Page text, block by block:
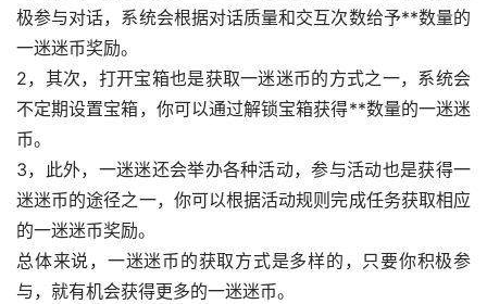
极参与对话，系统会根据对话质量和交互次数给予**数量的
一迷迷币奖励。
2，其次，打开宝箱也是获取一迷迷币的方式之一，系统会
不定期设置宝箱，你可以通过解锁宝箱获得**数量的一迷迷
币。
3，此外，一迷迷还会举办各种活动，参与活动也是获得一
迷迷币的途径之一，你可以根据活动规则完成任务获取相应
的一迷迷币奖励。
总体来说，一迷迷币的获取方式是多样的，只要你积极参
与，就有机会获得更多的一迷迷币。